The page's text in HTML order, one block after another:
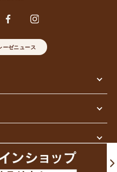
ーゼニュース
All Rights Reserved.